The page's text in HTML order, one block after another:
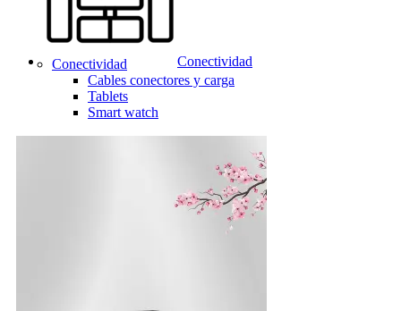
Conectividad
Conectividad
Cables conectores y carga
Tablets
Smart watch